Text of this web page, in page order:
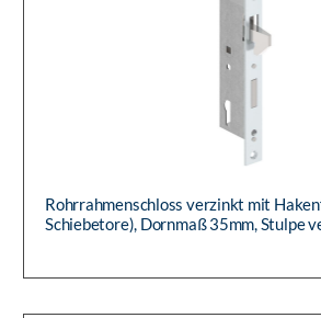
Rohrrahmenschloss verzinkt mit
Schiebetore), Dornmaß 35mm, Stulpe